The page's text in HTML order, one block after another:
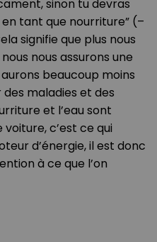
sinon tu devras
tant que nourriture” (–
signifie que plus nous
nous assurons une
beaucoup moins
maladies et des
et l’eau sont
c’est ce qui
d’énergie, il est donc
à ce que l’on